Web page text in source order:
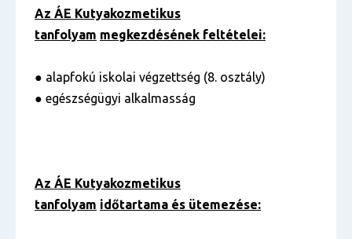
Az ÁE Kutyakozmetikus
tanfolyam megkezdésének feltételei:
● alapfokú iskolai végzettség (8. osztály)
● egészségügyi alkalmasság
Az ÁE Kutyakozmetikus
tanfolyam időtartama és ütemezése: